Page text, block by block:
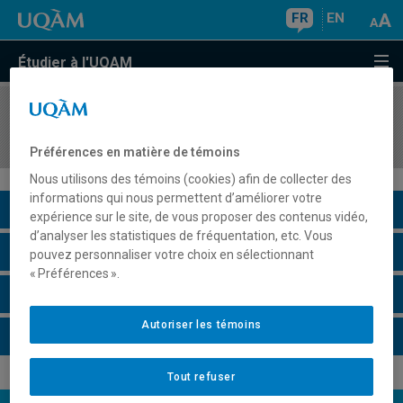
FR EN
Étudier à l'UQAM
COURS//
Description du cours
Horaire - Été 2026
Préférences en matière de témoins
Nous utilisons des témoins (cookies) afin de collecter des
informations qui nous permettent d’améliorer votre
expérience sur le site, de vous proposer des contenus vidéo,
d’analyser les statistiques de fréquentation, etc. Vous
pouvez personnaliser votre choix en sélectionnant
« Préférences ».
Tout refuser
Autoriser les témoins